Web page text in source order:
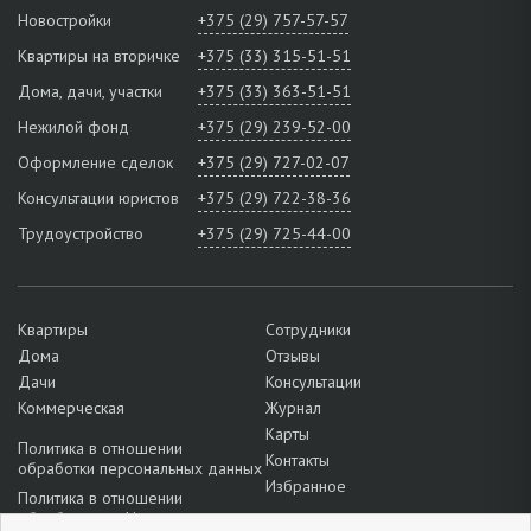
Новостройки
+375 (29) 757-57-57
Квартиры на вторичке
+375 (33) 315-51-51
Дома, дачи, участки
+375 (33) 363-51-51
Нежилой фонд
+375 (29) 239-52-00
Оформление сделок
+375 (29) 727-02-07
Консультации юристов
+375 (29) 722-38-36
Трудоустройство
+375 (29) 725-44-00
Квартиры
Дома
Дачи
Коммерческая
Политика в отношении
обработки персональных данных
Политика в отношении
обработки cookie
Сотрудники
Отзывы
Консультации
Журнал
Карты
Контакты
Избранное